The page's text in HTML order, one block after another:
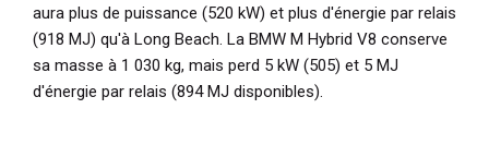
aura plus de puissance (520 kW) et plus d'énergie par relais
(918 MJ) qu'à Long Beach. La BMW M Hybrid V8 conserve
sa masse à 1 030 kg, mais perd 5 kW (505) et 5 MJ
d'énergie par relais (894 MJ disponibles).